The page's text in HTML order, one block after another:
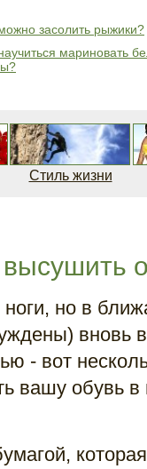
засолить рыжики?
мариновать
Стиль жизни
но в
вновь
- вот
вашу обувь